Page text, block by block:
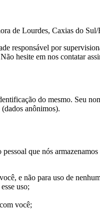
de Lourdes, Caxias do
responsável por
hesite em nos contatar
do mesmo. Seu
anônimos).
que nós armazenamos
e não para uso de
uso;
você;